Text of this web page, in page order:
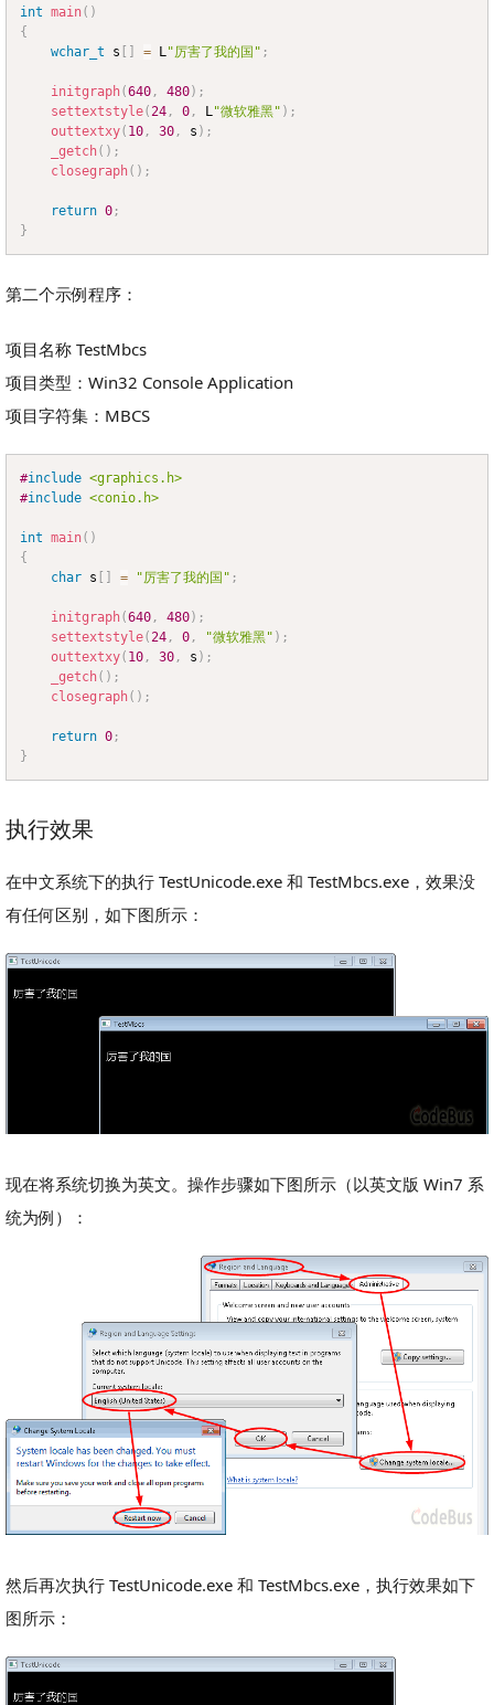
int main( )
{
wchar_t s = L"厉害了我的国" ;
initgraph(640 , 480) ;
settextstyle(24 , 0 , L"微软雅黑" ) ;
outtextxy( 10 , 30 , s ) ;
_getch( ) ;
closegraph( ) ;
return 0 ;
}
第二个示例程序：
项目名称 TestMbcs
项目类型：Win32 Console Application
项目字符集：MBCS
#include <graphics.h>
#include <conio.h>
int main( )
{
char s = "厉害了我的国" ;
initgraph(640 , 480) ;
settextstyle(24 , 0 , "微软雅黑" ) ;
outtextxy( 10 , 30 , s ) ;
_getch( ) ;
closegraph( ) ;
return 0 ;
}
执行效果
在中文系统下的执行 TestUnicode.exe 和 TestMbcs.exe，效果没
有任何区别，如下图所示：
现在将系统切换为英文。操作步骤如下图所示（以英文版 Win7 系
统为例）：
然后再次执行 TestUnicode.exe 和 TestMbcs.exe，执行效果如下
图所示：